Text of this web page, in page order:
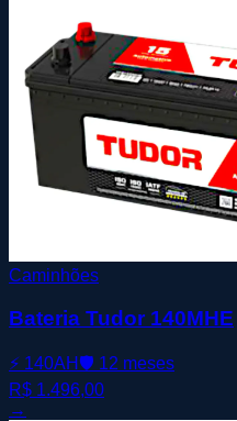
Caminhões
Bateria Tudor 140MHE
⚡ 140AH 🛡️ 12 meses
R$ 1.496,00
→